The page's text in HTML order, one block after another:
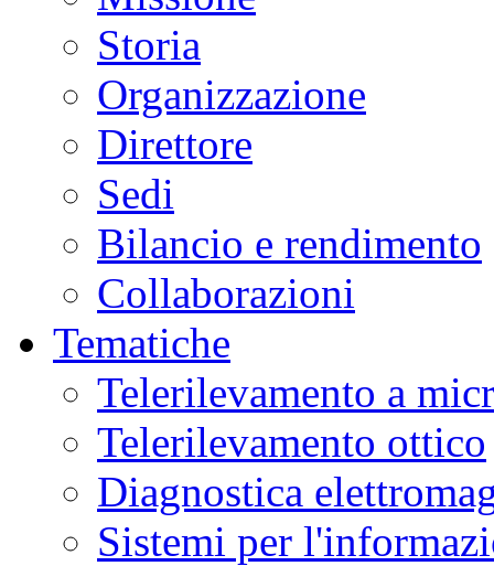
Storia
Organizzazione
Direttore
Sedi
Bilancio e rendimento
Collaborazioni
Tematiche
Telerilevamento a
Telerilevamento ottico
Diagnostica
Sistemi per